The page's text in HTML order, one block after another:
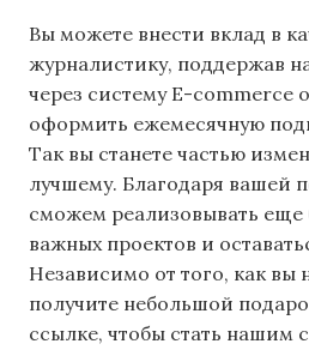
Вы можете внести вклад в
журналистику, поддержав
через систему E-commerce
оформить ежемесячную
Так вы станете частью
лучшему. Благодаря вашей
сможем реализовывать
важных проектов и
Независимо от того, как вы
получите небольшой
ссылке, чтобы стать нашим